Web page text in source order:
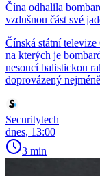
Čína odhalila
vzdušnou část své
Čínská státní
na kterých je
nesoucí balistickou
doprovázený
Securitytech
dnes, 13:00
3 min